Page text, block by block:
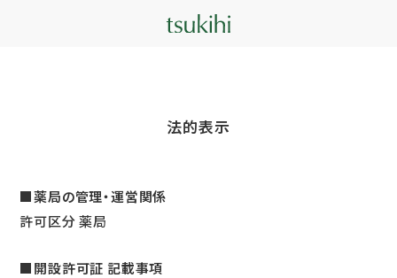
法的表示
■薬局の管理・運営関係
許可区分 薬局
■開設許可証 記載事項